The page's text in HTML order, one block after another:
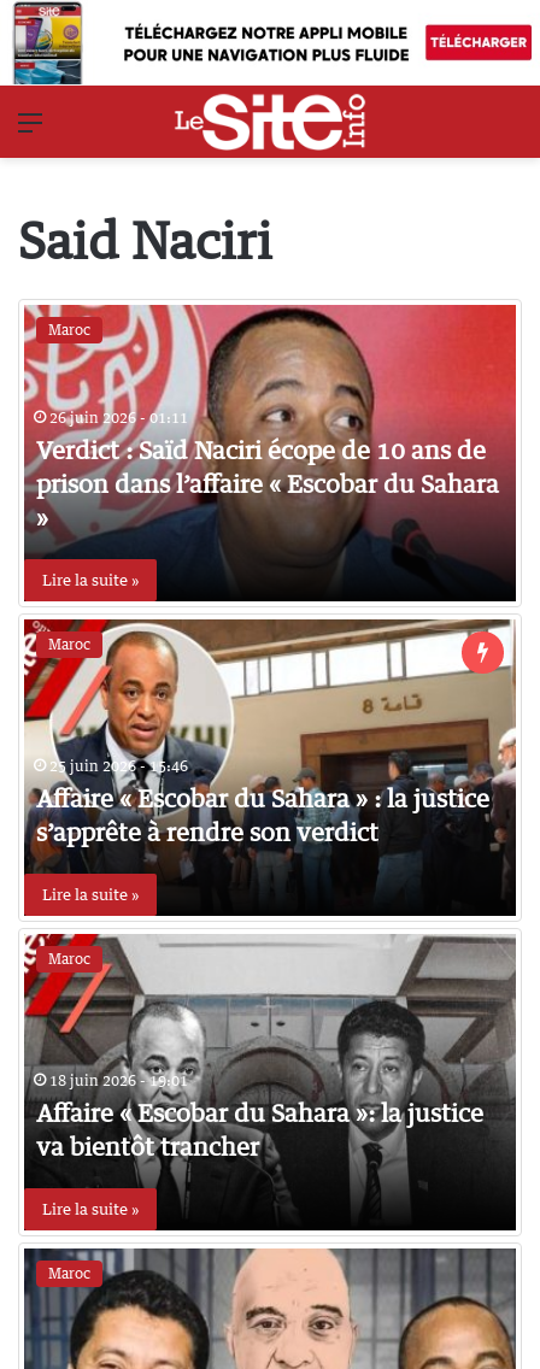
Said Naciri
Maroc
26 juin 2026 - 01:11
Verdict : Saïd Naciri écope de 10 ans de
prison dans l’affaire « Escobar du Sahara
»
Lire la suite »
Maroc
25 juin 2026 - 15:46
Affaire « Escobar du Sahara » : la justice
s’apprête à rendre son verdict
Lire la suite »
Maroc
18 juin 2026 - 19:01
Affaire « Escobar du Sahara »: la justice
va bientôt trancher
Lire la suite »
Maroc